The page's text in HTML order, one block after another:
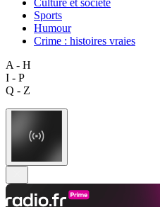
Sports
Humour
Crime : histoires vraies
A - H
I - P
Q - Z